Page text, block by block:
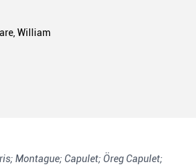
William
Montague; Capulet; Öreg Capulet;